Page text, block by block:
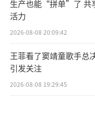
生产也能“拼单”了 共
活力
2026-08-08 20:09:42
王菲看了窦靖童歌手总
引发关注
2026-08-08 19:29:45